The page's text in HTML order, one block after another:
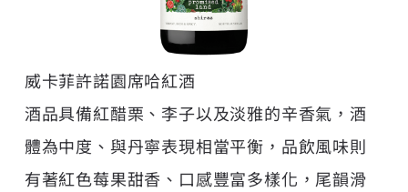
威卡菲許諾園席哈紅酒
酒品具備紅醋栗、李子以及淡雅的辛香氣，酒
體為中度、與丹寧表現相當平衡，品飲風味則
有著紅色莓果甜香、口感豐富多樣化，尾韻滑